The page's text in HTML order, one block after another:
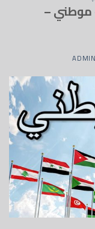
– محبي الكتاب 4 – موطني –
ADMIN